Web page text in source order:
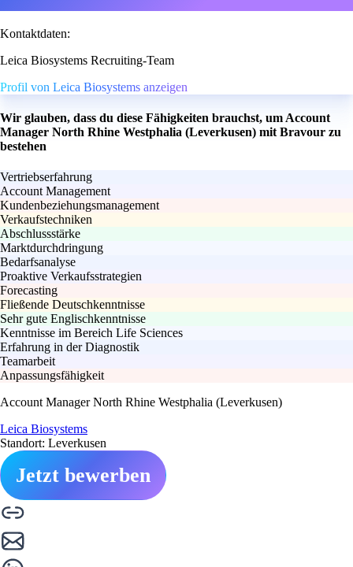
Kontaktdaten:
Leica Biosystems Recruiting-Team
Profil von Leica Biosystems anzeigen
Wir glauben, dass du diese Fähigkeiten brauchst, um Account
Manager North Rhine Westphalia (Leverkusen) mit Bravour zu
bestehen
Vertriebserfahrung
Account Management
Kundenbeziehungsmanagement
Verkaufstechniken
Abschlussstärke
Marktdurchdringung
Bedarfsanalyse
Proaktive Verkaufsstrategien
Forecasting
Fließende Deutschkenntnisse
Sehr gute Englischkenntnisse
Kenntnisse im Bereich Life Sciences
Erfahrung in der Diagnostik
Teamarbeit
Anpassungsfähigkeit
Account Manager North Rhine Westphalia (Leverkusen)
Leica Biosystems
Standort: Leverkusen
Jetzt bewerben